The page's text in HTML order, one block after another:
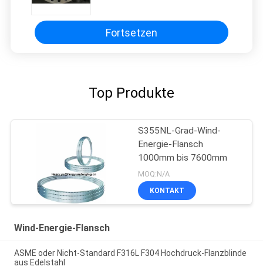
Fortsetzen
Top Produkte
S355NL-Grad-Wind-
Energie-Flansch
1000mm bis 7600mm
MOQ:N/A
KONTAKT
Wind-Energie-Flansch
ASME oder Nicht-Standard F316L F304 Hochdruck-Flanzblinde
aus Edelstahl